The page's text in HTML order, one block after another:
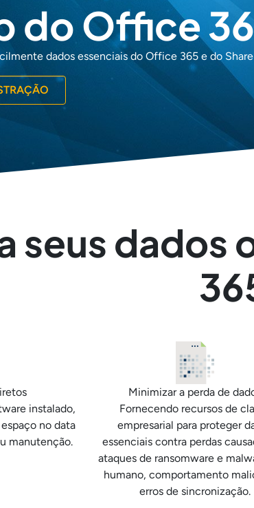
do Office
dados essenciais do Office 365 e do
seus dados
instalado,
no data
manutenção.
Minimizar a perda de
Fornecendo recursos de
empresarial para proteger
essenciais contra perdas
ataques de ransomware e
humano, comportamento
erros de sincronização.